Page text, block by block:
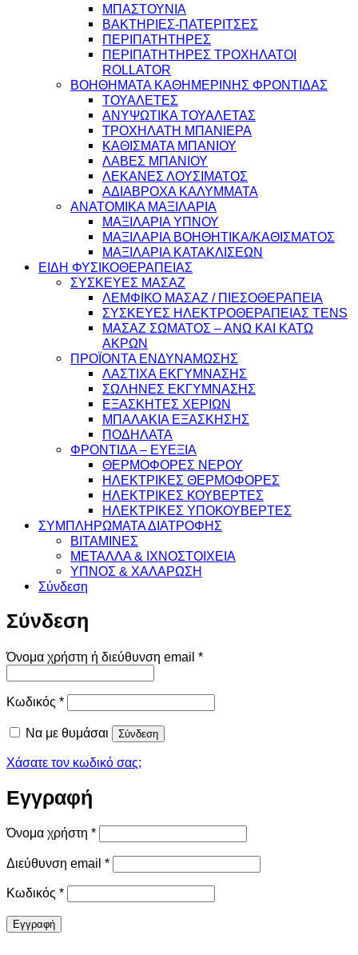
ΜΠΑΣΤΟΥΝΙΑ
ΒΑΚΤΗΡΙΕΣ-ΠΑΤΕΡΙΤΣΕΣ
ΠΕΡΙΠΑΤΗΤΗΡΕΣ
ΠΕΡΙΠΑΤΗΤΗΡΕΣ ΤΡΟΧΗΛΑΤΟΙ
ROLLATOR
ΒΟΗΘΗΜΑΤΑ ΚΑΘΗΜΕΡΙΝΗΣ ΦΡΟΝΤΙΔΑΣ
ΤΟΥΑΛΕΤΕΣ
ΑΝΥΨΩΤΙΚΑ ΤΟΥΑΛΕΤΑΣ
ΤΡΟΧΗΛΑΤΗ ΜΠΑΝΙΕΡΑ
ΚΑΘΙΣΜΑΤΑ ΜΠΑΝΙΟΥ
ΛΑΒΕΣ ΜΠΑΝΙΟΥ
ΛΕΚΑΝΕΣ ΛΟΥΣΙΜΑΤΟΣ
ΑΔΙΑΒΡΟΧΑ ΚΑΛΥΜΜΑΤΑ
ΑΝΑΤΟΜΙΚΑ ΜΑΞΙΛΑΡΙΑ
ΜΑΞΙΛΑΡΙΑ ΥΠΝΟΥ
ΜΑΞΙΛΑΡΙΑ ΒΟΗΘΗΤΙΚΑ/ΚΑΘΙΣΜΑΤΟΣ
ΜΑΞΙΛΑΡΙΑ ΚΑΤΑΚΛΙΣΕΩΝ
ΕΙΔΗ ΦΥΣΙΚΟΘΕΡΑΠΕΙΑΣ
ΣΥΣΚΕΥΕΣ ΜΑΣΑΖ
ΛΕΜΦΙΚΟ ΜΑΣΑΖ / ΠΙΕΣΟΘΕΡΑΠΕΙΑ
ΣΥΣΚΕΥΕΣ ΗΛΕΚΤΡΟΘΕΡΑΠΕΙΑΣ TENS
ΜΑΣΑΖ ΣΩΜΑΤΟΣ – ΑΝΩ ΚΑΙ ΚΑΤΩ
ΑΚΡΩΝ
ΠΡΟΪΟΝΤΑ ΕΝΔΥΝΑΜΩΣΗΣ
ΛΑΣΤΙΧΑ ΕΚΓΥΜΝΑΣΗΣ
ΣΩΛΗΝΕΣ ΕΚΓΥΜΝΑΣΗΣ
ΕΞΑΣΚΗΤΕΣ ΧΕΡΙΩΝ
ΜΠΑΛΑΚΙΑ ΕΞΑΣΚΗΣΗΣ
ΠΟΔΗΛΑΤΑ
ΦΡΟΝΤΙΔΑ – ΕΥΕΞΙΑ
ΘΕΡΜΟΦΟΡΕΣ ΝΕΡΟΥ
ΗΛΕΚΤΡΙΚΕΣ ΘΕΡΜΟΦΟΡΕΣ
ΗΛΕΚΤΡΙΚΕΣ ΚΟΥΒΕΡΤΕΣ
ΗΛΕΚΤΡΙΚΕΣ ΥΠΟΚΟΥΒΕΡΤΕΣ
ΣΥΜΠΛΗΡΩΜΑΤΑ ΔΙΑΤΡΟΦΗΣ
ΒΙΤΑΜΙΝΕΣ
ΜΕΤΑΛΛΑ & ΙΧΝΟΣΤΟΙΧΕΙΑ
ΥΠΝΟΣ & ΧΑΛΑΡΩΣΗ
Σύνδεση
Σύνδεση
Όνομα χρήστη ή διεύθυνση email *Απαιτείται
Κωδικός *Απαιτείται
Να με θυμάσαι Σύνδεση
Χάσατε τον κωδικό σας;
Εγγραφή
Όνομα χρήστη *Απαιτείται
Διεύθυνση email *Απαιτείται
Κωδικός *Απαιτείται
Εγγραφή